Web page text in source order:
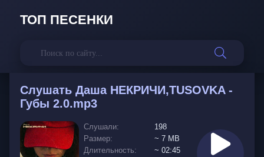
ТОП ПЕСЕНКИ
Слушать Даша НЕКРИЧИ,TUSOVKA -
Губы 2.0.mp3
Слушали:
198
Размер:
~ 7 MB
Длительность:
~ 02:45